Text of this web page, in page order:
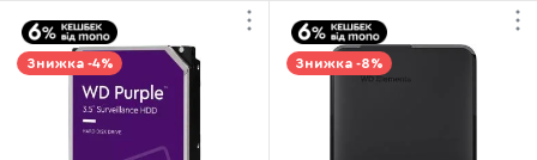
Знижка -4% Знижка -8%